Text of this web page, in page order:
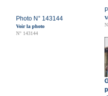
Photo N° 143144
Voir la photo
N° 143144